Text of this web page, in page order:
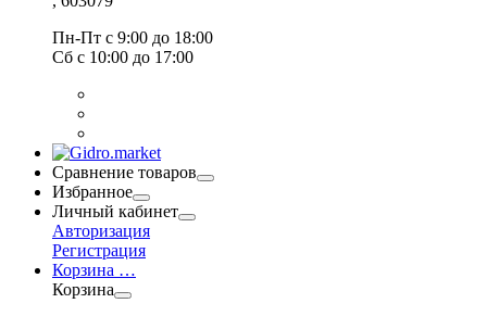
Пн-Пт с 9:00 до 18:00
Сб с 10:00 до 17:00
Сравнение товаров
Избранное
Личный кабинет
Авторизация
Регистрация
Корзина …
Корзина